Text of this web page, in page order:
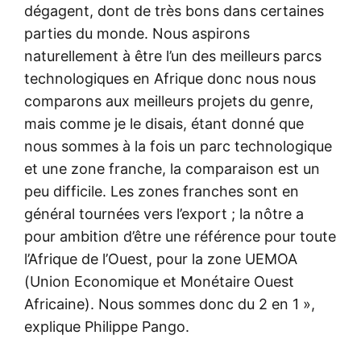
dégagent, dont de très bons dans certaines
parties du monde. Nous aspirons
naturellement à être l’un des meilleurs parcs
technologiques en Afrique donc nous nous
comparons aux meilleurs projets du genre,
mais comme je le disais, étant donné que
nous sommes à la fois un parc technologique
et une zone franche, la comparaison est un
peu difficile. Les zones franches sont en
général tournées vers l’export ; la nôtre a
pour ambition d’être une référence pour toute
l’Afrique de l’Ouest, pour la zone UEMOA
(Union Economique et Monétaire Ouest
Africaine). Nous sommes donc du 2 en 1 »,
explique Philippe Pango.